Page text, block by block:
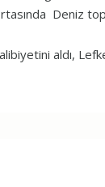
Deniz
aldı,